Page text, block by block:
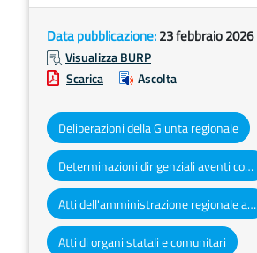
Data pubblicazione:23 febbraio 2026
Visualizza BURP
Scarica
Ascolta
Deliberazioni della Giunta regionale
Determinazioni dirigenziali aventi contenuto di interesse generale
Atti dell'amministrazione regionale ad obbligo di pubblicazione
Atti di organi statali e comunitari